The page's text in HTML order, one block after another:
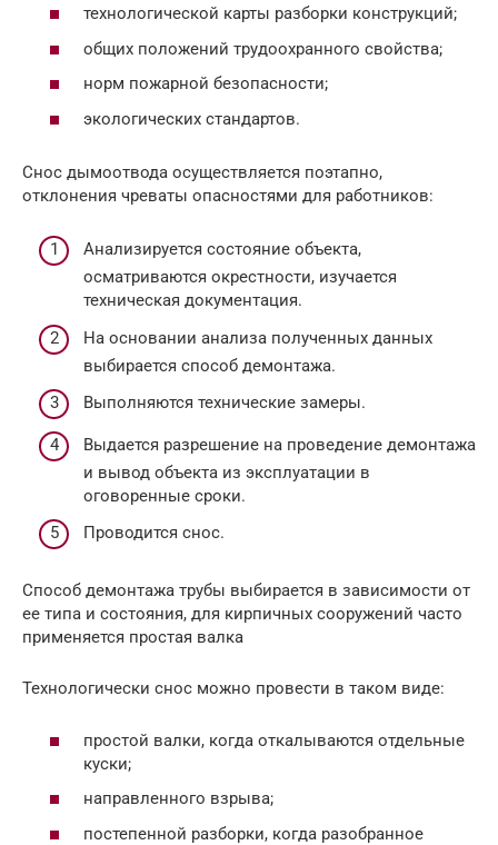
технологической карты разборки конструкций;
общих положений трудоохранного свойства;
норм пожарной безопасности;
экологических стандартов.
Снос дымоотвода осуществляется поэтапно,
отклонения чреваты опасностями для работников:
Анализируется состояние объекта,
осматриваются окрестности, изучается
техническая документация.
На основании анализа полученных данных
выбирается способ демонтажа.
Выполняются технические замеры.
Выдается разрешение на проведение демонтажа
и вывод объекта из эксплуатации в
оговоренные сроки.
Проводится снос.
Способ демонтажа трубы выбирается в зависимости от
ее типа и состояния, для кирпичных сооружений часто
применяется простая валка
Технологически снос можно провести в таком виде:
простой валки, когда откалываются отдельные
куски;
направленного взрыва;
постепенной разборки, когда разобранное